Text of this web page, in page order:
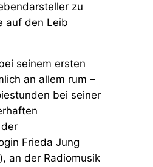
zu
auf den Leib
seinem ersten
an allem rum –
bei seiner
Frieda Jung
an der Radiomusik